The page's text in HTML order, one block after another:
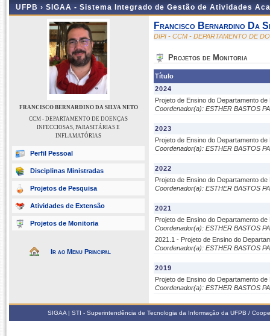
UFPB › SIGAA - Sistema Integrado de Gestão de Atividades
FRANCISCO BERNARDINO DA SILVA NETO
CCM - DEPARTAMENTO DE DOENÇAS
INFECCIOSAS, PARASITÁRIAS E
INFLAMATÓRIAS
Perfil Pessoal
Disciplinas Ministradas
Projetos de Pesquisa
Atividades de Extensão
Projetos de Monitoria
Ir ao Menu Principal
Francisco Bernardino Da
DIPI - CCM - DEPARTAMENTO DE
Projetos de Monitoria
Título
2024
Projeto de Ensino do Departamento
Coordenador(a): ESTHER BASTOS
2023
Projeto de Ensino do Departamento
Coordenador(a): ESTHER BASTOS
2022
Projeto de Ensino do Departamento
Coordenador(a): ESTHER BASTOS
2021
Projeto de Ensino do Departamento
Coordenador(a): ESTHER BASTOS
2021.1 - Projeto de Ensino do
Coordenador(a): ESTHER BASTOS
2019
Projeto de Ensino do Departamento
Coordenador(a): ESTHER BASTOS
SIGAA | STI - Superintendência de Tecnologia da Informação da UFPB /